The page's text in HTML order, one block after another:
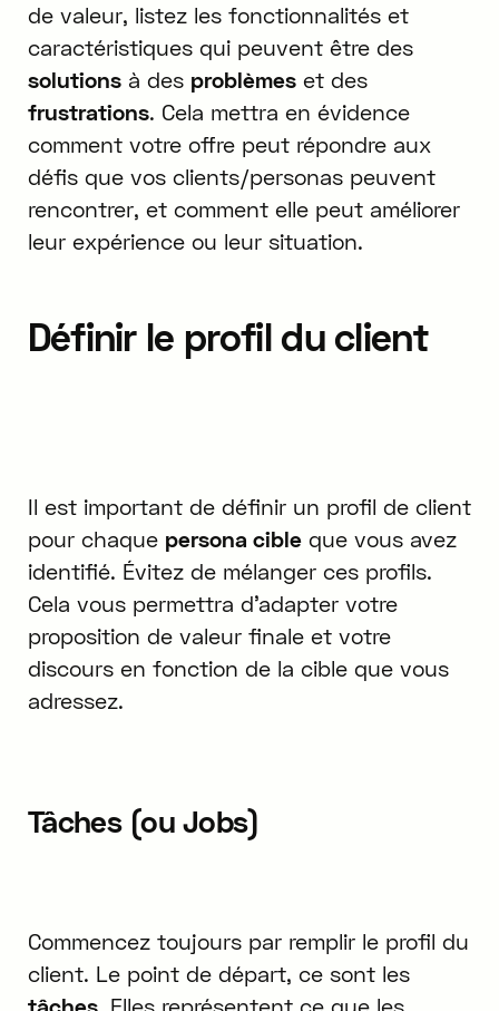
de valeur, listez les fonctionnalités et
caractéristiques qui peuvent être des
solutionsà des problèmeset des
frustrations. Cela mettra en évidence
comment votre offre peut répondre aux
défis que vos clients/personas peuvent
rencontrer, et comment elle peut améliorer
leur expérience ou leur situation.
Définir le profil du client
Il est important de définir un profil de client
pour chaque persona cibleque vous avez
identifié. Évitez de mélanger ces profils.
Cela vous permettra d'adapter votre
proposition de valeur finale et votre
discours en fonction de la cible que vous
adressez.
Tâches (ou Jobs)
Commencez toujours par remplir le profil du
client. Le point de départ, ce sont les
tâches. Elles représentent ce que les